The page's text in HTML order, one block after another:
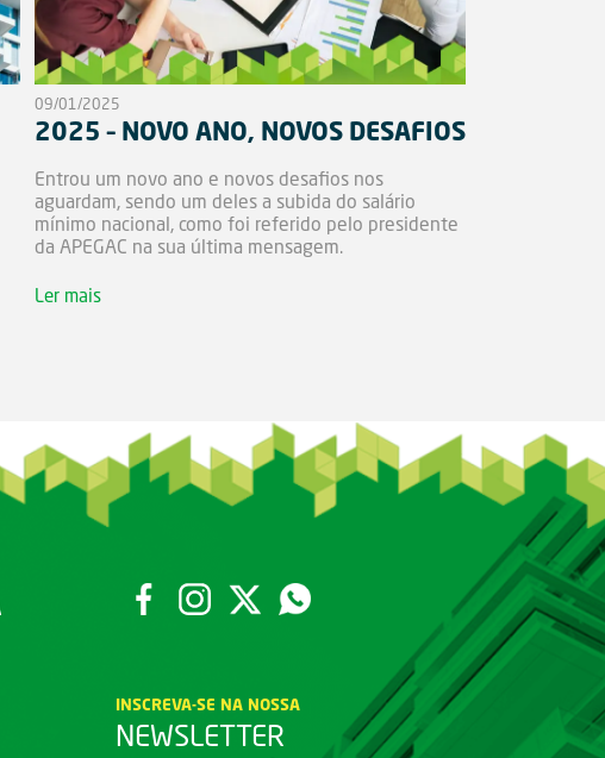
09/01/2025
2025 – NOVO ANO, NOVOS DESAFIOS
Entrou um novo ano e novos desafios nos
aguardam, sendo um deles a subida do salário
mínimo nacional, como foi referido pelo presidente
da APEGAC na sua última mensagem.
Ler mais
INSCREVA-SE NA NOSSA
NEWSLETTER